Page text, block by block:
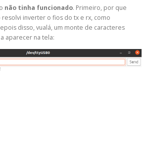
não tinha funcionado. Primeiro, por que
inverter o fios do tx e rx, como
disso, vualá, um monte de caracteres
aparecer na tela: